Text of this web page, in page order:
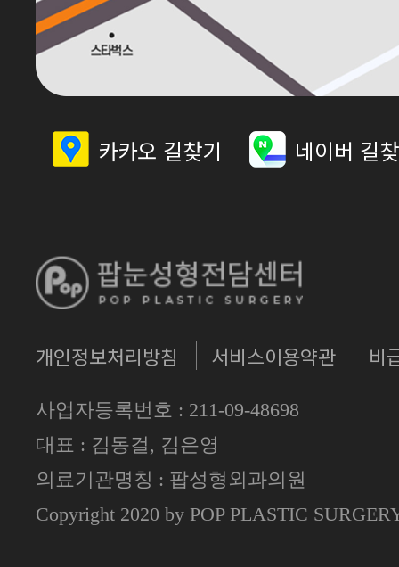
카카오 길찾기 네이버 길
개인정보처리방침 서비스이용약관 비
사업자등록번호 : 211-09-48698
대표 : 김동걸, 김은영
의료기관명칭 : 팝성형외과의원
Copyright 2020 by POP PLASTIC